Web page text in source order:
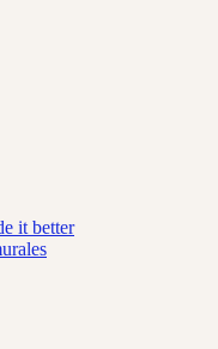
it better